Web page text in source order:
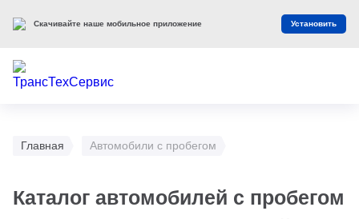
Главная Автомобили с пробегом
Каталог автомобилей с пробегом
Скачивайте наше мобильное приложение Установить